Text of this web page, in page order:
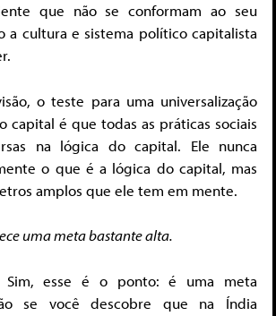
que não se conformam ao seu
a cultura e sistema político capitalista
o teste para uma universalização
capital é que todas as práticas sociais
na lógica do capital. Ele nunca
o que é a lógica do capital, mas
amplos que ele tem em mente.
uma meta bastante alta.
Sim, esse é o ponto: é uma meta
se você descobre que na Índia